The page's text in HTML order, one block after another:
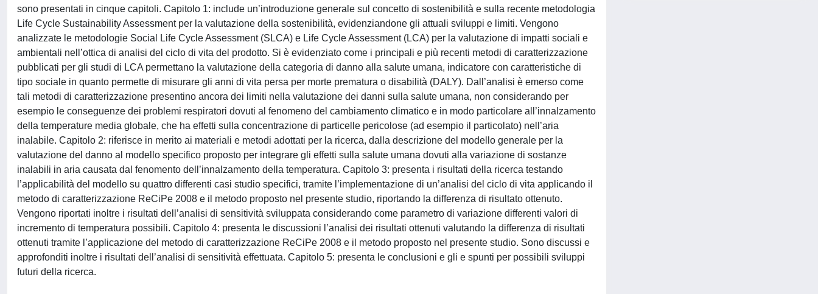
sono presentati in cinque capitoli. Capitolo 1: include un’introduzione generale sul concetto di sostenibilità e sulla recente metodologia
Life Cycle Sustainability Assessment per la valutazione della sostenibilità, evidenziandone gli attuali sviluppi e limiti. Vengono
analizzate le metodologie Social Life Cycle Assessment (SLCA) e Life Cycle Assessment (LCA) per la valutazione di impatti sociali e
ambientali nell’ottica di analisi del ciclo di vita del prodotto. Si è evidenziato come i principali e più recenti metodi di caratterizzazione
pubblicati per gli studi di LCA permettano la valutazione della categoria di danno alla salute umana, indicatore con caratteristiche di
tipo sociale in quanto permette di misurare gli anni di vita persa per morte prematura o disabilità (DALY). Dall’analisi è emerso come
tali metodi di caratterizzazione presentino ancora dei limiti nella valutazione dei danni sulla salute umana, non considerando per
esempio le conseguenze dei problemi respiratori dovuti al fenomeno del cambiamento climatico e in modo particolare all’innalzamento
della temperature media globale, che ha effetti sulla concentrazione di particelle pericolose (ad esempio il particolato) nell’aria
inalabile. Capitolo 2: riferisce in merito ai materiali e metodi adottati per la ricerca, dalla descrizione del modello generale per la
valutazione del danno al modello specifico proposto per integrare gli effetti sulla salute umana dovuti alla variazione di sostanze
inalabili in aria causata dal fenomento dell’innalzamento della temperatura. Capitolo 3: presenta i risultati della ricerca testando
l’applicabilità del modello su quattro differenti casi studio specifici, tramite l’implementazione di un’analisi del ciclo di vita applicando il
metodo di caratterizzazione ReCiPe 2008 e il metodo proposto nel presente studio, riportando la differenza di risultato ottenuto.
Vengono riportati inoltre i risultati dell’analisi di sensitività sviluppata considerando come parametro di variazione differenti valori di
incremento di temperatura possibili. Capitolo 4: presenta le discussioni l’analisi dei risultati ottenuti valutando la differenza di risultati
ottenuti tramite l’applicazione del metodo di caratterizzazione ReCiPe 2008 e il metodo proposto nel presente studio. Sono discussi e
approfonditi inoltre i risultati dell’analisi di sensitività effettuata. Capitolo 5: presenta le conclusioni e gli e spunti per possibili sviluppi
futuri della ricerca.